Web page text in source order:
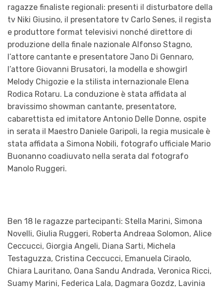
ragazze finaliste regionali: presenti il disturbatore della
tv Niki Giusino, il presentatore tv Carlo Senes, il regista
e produttore format televisivi nonché direttore di
produzione della finale nazionale Alfonso Stagno,
l’attore cantante e presentatore Jano Di Gennaro,
l’attore Giovanni Brusatori, la modella e showgirl
Melody Chigozie e la stilista internazionale Elena
Rodica Rotaru. La conduzione è stata affidata al
bravissimo showman cantante, presentatore,
cabarettista ed imitatore Antonio Delle Donne, ospite
in serata il Maestro Daniele Garipoli, la regia musicale è
stata affidata a Simona Nobili, fotografo ufficiale Mario
Buonanno coadiuvato nella serata dal fotografo
Manolo Ruggeri.
Ben 18 le ragazze partecipanti: Stella Marini, Simona
Novelli, Giulia Ruggeri, Roberta Andreaa Solomon, Alice
Ceccucci, Giorgia Angeli, Diana Sarti, Michela
Testaguzza, Cristina Ceccucci, Emanuela Ciraolo,
Chiara Lauritano, Oana Sandu Andrada, Veronica Ricci,
Suamy Marini, Federica Lala, Dagmara Gozdz, Lavinia